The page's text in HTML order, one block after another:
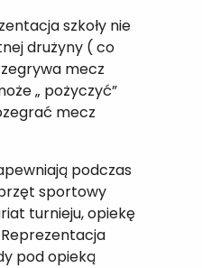
szkoły nie
drużyny ( co
mecz
„ pożyczyć”
mecz
podczas
sportowy
turnieju, opiekę
pod opieką